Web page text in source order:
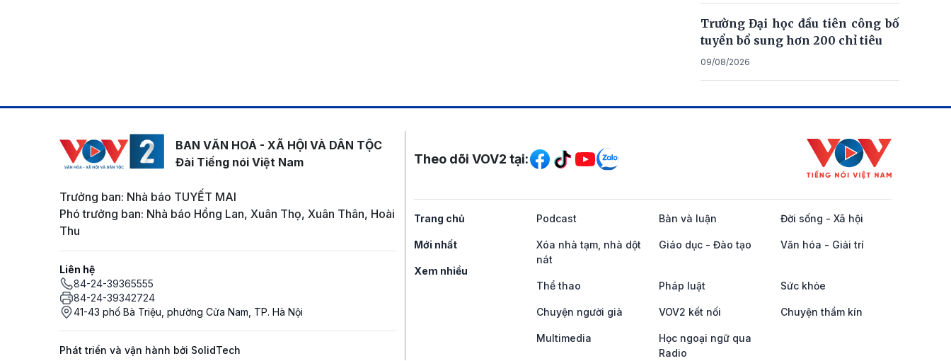
Trường Đại học đầu tiên công bố
tuyển bổ sung hơn 200 chỉ tiêu
09/08/2026
BAN VĂN HOÁ - XÃ HỘI VÀ DÂN TỘC
Đài Tiếng nói Việt Nam
Trưởng ban: Nhà báo TUYẾT MAI
Phó trưởng ban: Nhà báo Hồng Lan, Xuân Thọ, Xuân Thân, Hoài
Thu
Liên hệ
84-24-39365555
84-24-39342724
41-43 phố Bà Triệu, phường Cửa Nam, TP. Hà Nội
Phát triển và vận hành bởi SolidTech
Mạng xã hội
Theo dõi VOV2 tại:
Trang chủ
Mới nhất
Xem nhiều
Podcast Bàn và luận Đời sống - Xã hội
Xóa nhà tạm, nhà dột
nát
Giáo dục - Đào tạo Văn hóa - Giải trí
Thể thao Pháp luật Sức khỏe
Chuyện người già VOV2 kết nối Chuyện thầm kín
Multimedia
Học ngoại ngữ qua
Radio